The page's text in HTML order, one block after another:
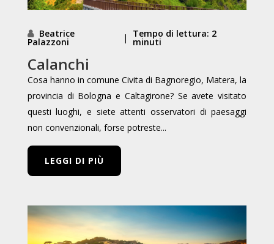
Beatrice
Palazzoni | Tempo di lettura: 2
minuti
Calanchi
Cosa hanno in comune Civita di Bagnoregio, Matera, la
provincia di Bologna e Caltagirone? Se avete visitato
questi luoghi, e siete attenti osservatori di paesaggi
non convenzionali, forse potreste...
LEGGI DI PIÙ